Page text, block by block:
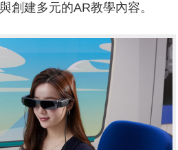
創建多元的AR教學內容。